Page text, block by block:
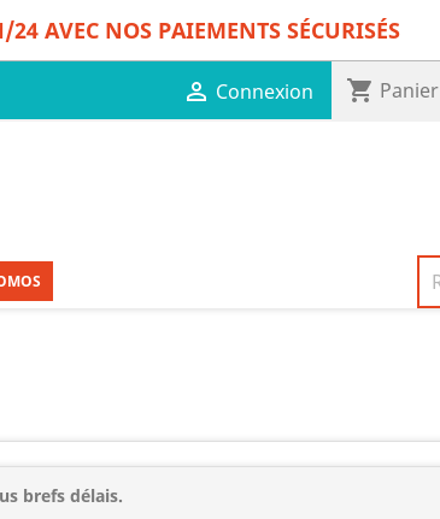
AVEC NOS PAIEMENTS SÉCURISÉS
 Connexion shopping_cart Panier
brefs délais.